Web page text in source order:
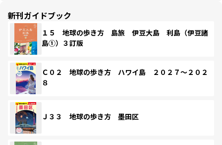
新刊ガイドブック
１５ 地球の歩き方 島旅 伊豆大島 利島（伊豆諸
島①）３訂版
Ｃ０２ 地球の歩き方 ハワイ島 ２０２７～２０２
８
Ｊ３３ 地球の歩き方 墨田区